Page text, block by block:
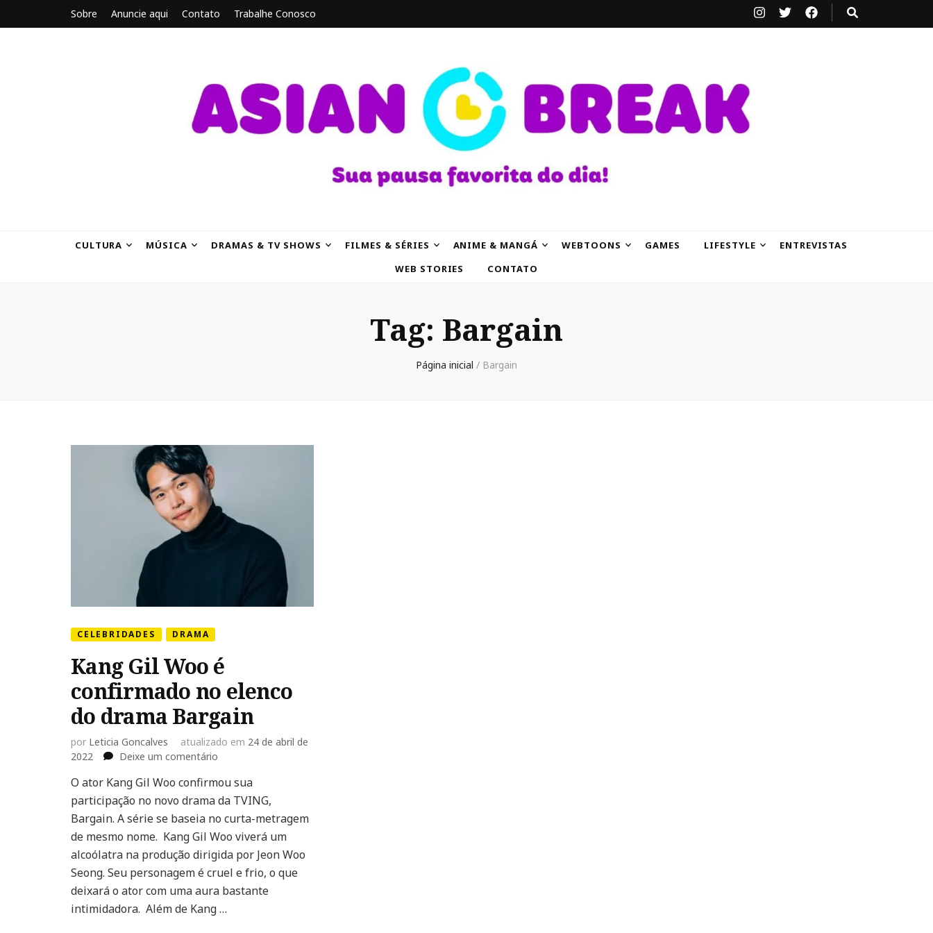
Sobre Anuncie aqui Contato Trabalhe Conosco
CULTURA MÚSICA DRAMAS & TV SHOWS FILMES & SÉRIES ANIME & MANGÁ WEBTOONS GAMES LIFESTYLE
ENTREVISTAS
WEB STORIES
CONTATO
Tag: Bargain
Página inicial / Bargain
CELEBRIDADES DRAMA
Kang Gil Woo é
confirmado no elenco
do drama Bargain
por Leticia Goncalves atualizado em 24 de abril de
2022
Deixe um comentário
Gil
Woo
é
no
elenco
do
drama
O ator Kang Gil Woo confirmou sua
participação no novo drama da TVING,
Bargain. A série se baseia no curta-metragem
de mesmo nome. Kang Gil Woo viverá um
alcoólatra na produção dirigida por Jeon Woo
Seong. Seu personagem é cruel e frio, o que
deixará o ator com uma aura bastante
intimidadora. Além de Kang …